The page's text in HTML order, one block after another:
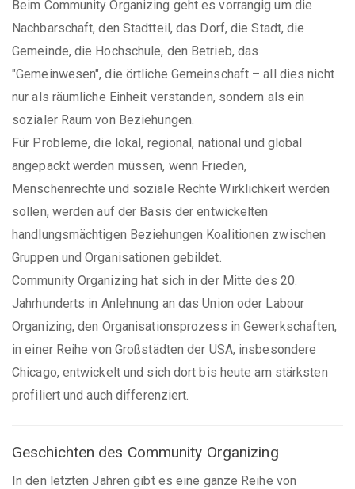
Beim Community Organizing geht es vorrangig um die
Nachbarschaft, den Stadtteil, das Dorf, die Stadt, die
Gemeinde, die Hochschule, den Betrieb, das
"Gemeinwesen", die örtliche Gemeinschaft – all dies nicht
nur als räumliche Einheit verstanden, sondern als ein
sozialer Raum von Beziehungen.
Für Probleme, die lokal, regional, national und global
angepackt werden müssen, wenn Frieden,
Menschenrechte und soziale Rechte Wirklichkeit werden
sollen, werden auf der Basis der entwickelten
handlungsmächtigen Beziehungen Koalitionen zwischen
Gruppen und Organisationen gebildet.
Community Organizing hat sich in der Mitte des 20.
Jahrhunderts in Anlehnung an das Union oder Labour
Organizing, den Organisationsprozess in Gewerkschaften,
in einer Reihe von Großstädten der USA, insbesondere
Chicago, entwickelt und sich dort bis heute am stärksten
profiliert und auch differenziert.
Geschichten des Community Organizing
In den letzten Jahren gibt es eine ganze Reihe von